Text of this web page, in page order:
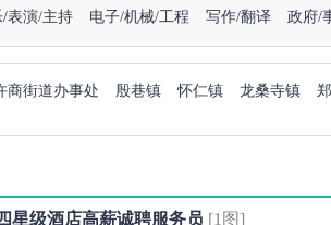
/表演/主持 电子/机械/工程 写作/翻译 政府/
商街道办事处 殷巷镇 怀仁镇 龙桑寺镇
星级酒店高薪诚聘服务员 [1图]